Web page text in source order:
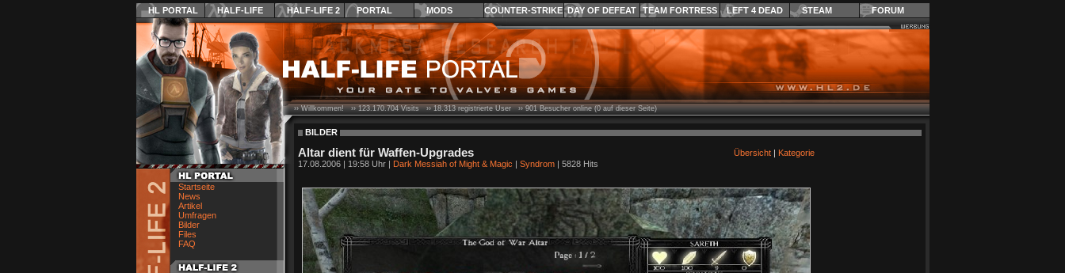
HL PORTAL HALF-LIFE HALF-LIFE 2 PORTAL MODS COUNTER-STRIKE DAY OF DEFEAT TEAM FORTRESS LEFT 4 DEAD STEAM FORUM
Startseite
News
Artikel
Umfragen
Bilder
Files
FAQ
›› Willkommen! ››123.170.704Visits ››18.313registrierte User ››901Besucher online (0 auf dieser Seite)
BILDER
Altar dient für Waffen-Upgrades Übersicht| Kategorie
17.08.2006 | 19:58 Uhr | Dark Messiah of Might & Magic | Syndrom| 5828 Hits